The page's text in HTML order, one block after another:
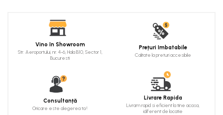
Șeminee decorative
Panouri pentru tavan
Console de interior
Ornamente de colț
Vino în Showroom
Str. Aeroportului, nr. 4-6, Hala B10, Sector 1,
Bucuresti
Prețuri Imbatabile
Calitate la preturi accesibile
Consultanță
Oricare este alegerea ta !
Livrare Rapida
Livram rapid si eficient la tine acasa,
idiferent de locatie